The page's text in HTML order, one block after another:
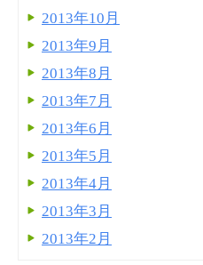
2013年10月
2013年9月
2013年8月
2013年7月
2013年6月
2013年5月
2013年4月
2013年3月
2013年2月